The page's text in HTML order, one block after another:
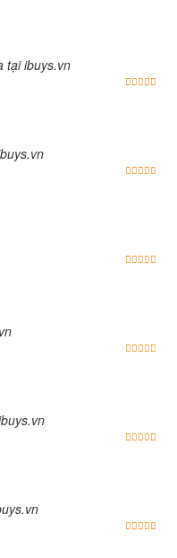
tại ibuys.vn